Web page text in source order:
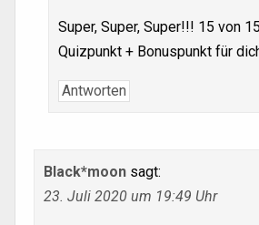
Super, Super, Super!!! 15 von
Quizpunkt + Bonuspunkt für
Antworten
Black*moon sagt:
23. Juli 2020 um 19:49 Uhr